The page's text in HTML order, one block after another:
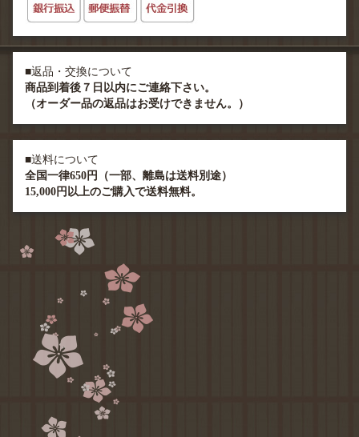
■返品・交換について
商品到着後７日以内にご連絡下さい。
（オーダー品の返品はお受けできません。）
■送料について
全国一律650円（一部、離島は送料別途）
15,000円以上のご購入で送料無料。